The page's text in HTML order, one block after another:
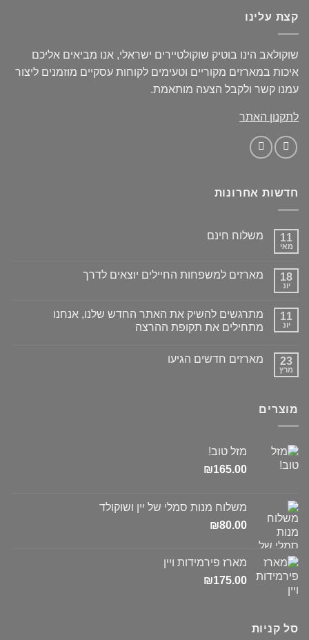
קצת עלינו
שוקולאב הינו בוטיק שוקולטיירים ישראלי, אנו מביאים אליכם
איכות במארזים מקוריים וטעימים לקוחות עסקיים מוזמנים ליצור
עמנו קשר ולקבל הצעה מותאמת.
לתקנון האתר
חדשות אחרונות
11
מאי
משלוח חינם
18
יונ
מארזים למשפחות החיילים יוצאים לדרך
11
יונ
מתרגשים להשיק את האתר החדש שלנו, אנחנו
מתחילים את תקופת ההרצה
23
מרץ
מארזים חדשים הגיעו
מוצרים
מזל טוב!
₪165.00
משלוח מנות סמלי של יין ושוקולד
₪80.00
מארז פירמידות ויין
₪175.00
סל קניות